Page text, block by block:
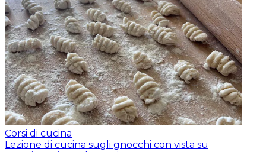
Corsi di cucina
Lezione di cucina sugli gnocchi con vista su